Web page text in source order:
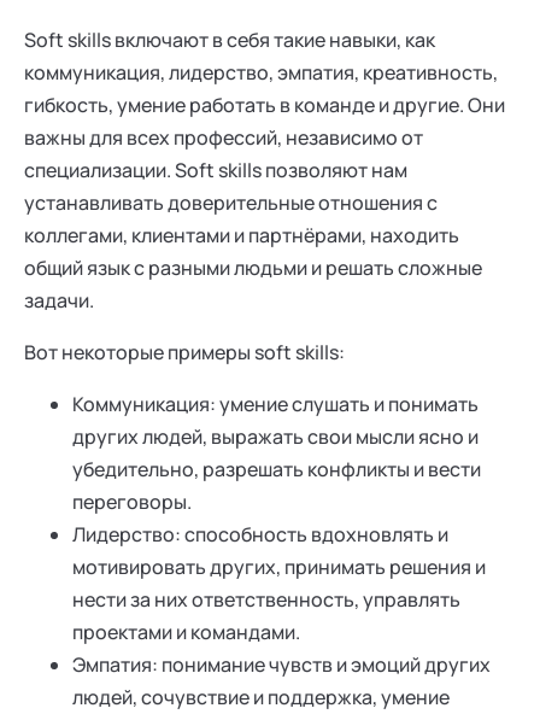
Soft skills включают в себя такие навыки, как
коммуникация, лидерство, эмпатия, креативность,
гибкость, умение работать в команде и другие. Они
важны для всех профессий, независимо от
специализации. Soft skills позволяют нам
устанавливать доверительные отношения с
коллегами, клиентами и партнёрами, находить
общий язык с разными людьми и решать сложные
задачи.
Вот некоторые примеры soft skills:
Коммуникация: умение слушать и понимать
других людей, выражать свои мысли ясно и
убедительно, разрешать конфликты и вести
переговоры.
Лидерство: способность вдохновлять и
мотивировать других, принимать решения и
нести за них ответственность, управлять
проектами и командами.
Эмпатия: понимание чувств и эмоций других
людей, сочувствие и поддержка, умение